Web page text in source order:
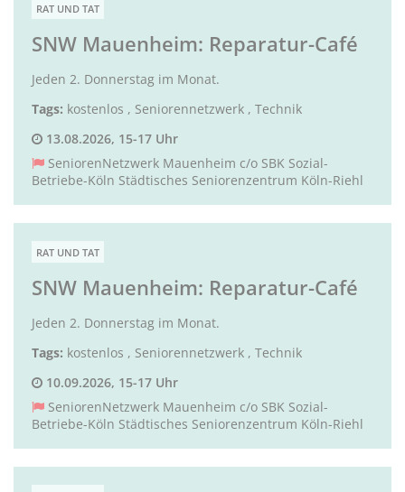
RAT UND TAT
SNW Mauenheim: Reparatur-Café
Jeden 2. Donnerstag im Monat.
Tags: kostenlos , Seniorennetzwerk , Technik
13.08.2026, 15-17 Uhr
SeniorenNetzwerk Mauenheim c/o SBK Sozial-
Betriebe-Köln Städtisches Seniorenzentrum Köln-Riehl
RAT UND TAT
SNW Mauenheim: Reparatur-Café
Jeden 2. Donnerstag im Monat.
Tags: kostenlos , Seniorennetzwerk , Technik
10.09.2026, 15-17 Uhr
SeniorenNetzwerk Mauenheim c/o SBK Sozial-
Betriebe-Köln Städtisches Seniorenzentrum Köln-Riehl